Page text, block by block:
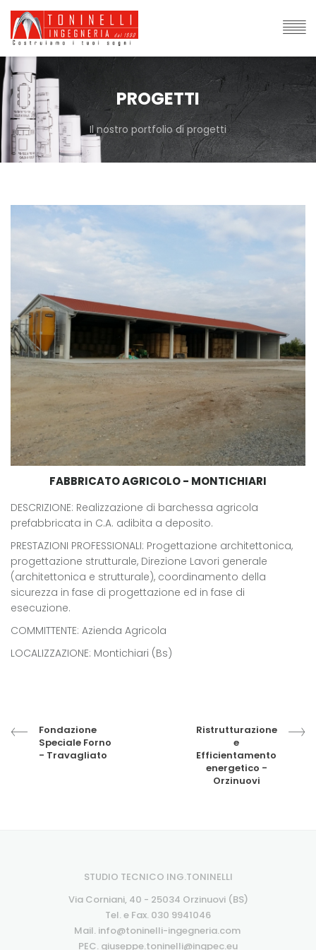
PROGETTI
Il nostro portfolio di progetti
FABBRICATO AGRICOLO - MONTICHIARI
DESCRIZIONE: Realizzazione di barchessa agricola
prefabbricata in C.A. adibita a deposito.
PRESTAZIONI PROFESSIONALI: Progettazione architettonica,
progettazione strutturale, Direzione Lavori generale
(architettonica e strutturale), coordinamento della
sicurezza in fase di progettazione ed in fase di
esecuzione.
COMMITTENTE: Azienda Agricola
LOCALIZZAZIONE: Montichiari (Bs)
Fondazione
Speciale Forno
- Travagliato
Ristrutturazione
e
Efficientamento
energetico -
Orzinuovi
STUDIO TECNICO ING.TONINELLI
Via Corniani, 40 - 25034 Orzinuovi (BS)
Tel. e Fax. 030 9941046
Mail. info@toninelli-ingegneria.com
PEC. giuseppe.toninelli@ingpec.eu